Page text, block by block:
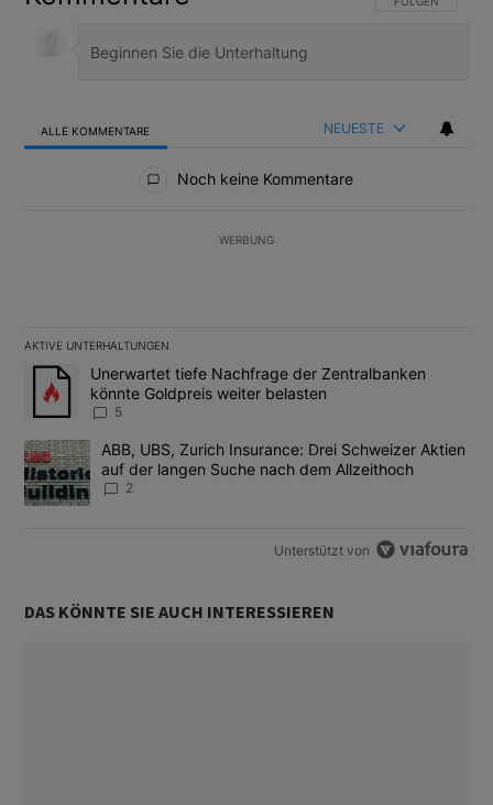
ALLE KOMMENTARE NEUESTE
Noch keine Kommentare
WERBUNG
AKTIVE UNTERHALTUNGEN
Das Folgende ist eine Liste der am meisten kommentierten
Ein Trendartikel mit dem Titel "Unerwartet tiefe Nachfrage der
Unerwartet tiefe Nachfrage der Zentralbanken
könnte Goldpreis weiter belasten
5
Ein Trendartikel mit dem Titel "ABB, UBS, Zurich Insurance:
ABB, UBS, Zurich Insurance: Drei Schweizer Aktien
auf der langen Suche nach dem Allzeithoch
2
Unterstützt von
DAS KÖNNTE SIE AUCH INTERESSIEREN